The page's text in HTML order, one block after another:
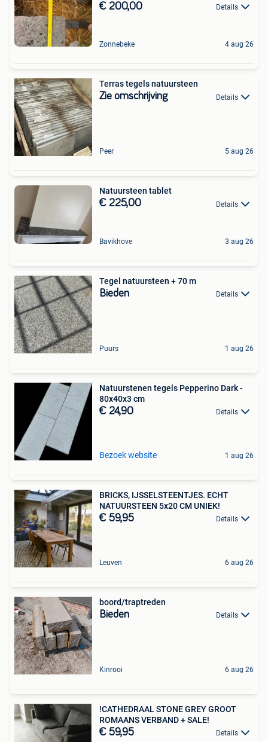
€ 200,00 Details
Zonnebeke 4 aug 26
Terras tegels natuursteen
Zie omschrijving Details
Peer 5 aug 26
Natuursteen tablet
€ 225,00 Details
Bavikhove 3 aug 26
Tegel natuursteen + 70 m
Bieden Details
Puurs 1 aug 26
Natuurstenen tegels Pepperino Dark -
80x40x3 cm
€ 24,90 Details
Bezoek website 1 aug 26
BRICKS, IJSSELSTEENTJES. ECHT
NATUURSTEEN 5x20 CM UNIEK!
€ 59,95 Details
Leuven 6 aug 26
boord/traptreden
Bieden Details
Kinrooi 6 aug 26
!CATHEDRAAL STONE GREY GROOT
ROMAANS VERBAND + SALE!
€ 59,95 Details